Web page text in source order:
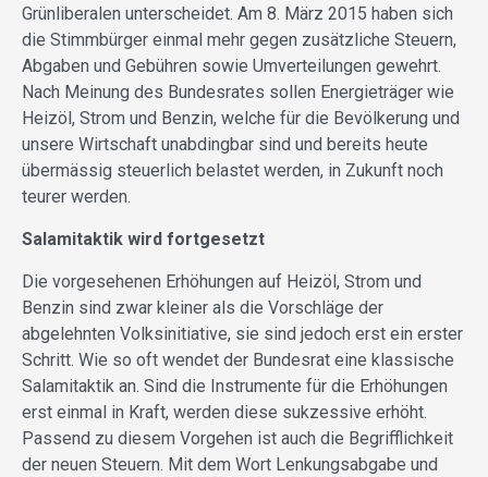
Grünliberalen unterscheidet. Am 8. März 2015 haben sich
die Stimmbürger einmal mehr gegen zusätzliche Steuern,
Abgaben und Gebühren sowie Umverteilungen gewehrt.
Nach Meinung des Bundesrates sollen Energieträger wie
Heizöl, Strom und Benzin, welche für die Bevölkerung und
unsere Wirtschaft unabdingbar sind und bereits heute
übermässig steuerlich belastet werden, in Zukunft noch
teurer werden.
Salamitaktik wird fortgesetzt
Die vorgesehenen Erhöhungen auf Heizöl, Strom und
Benzin sind zwar kleiner als die Vorschläge der
abgelehnten Volksinitiative, sie sind jedoch erst ein erster
Schritt. Wie so oft wendet der Bundesrat eine klassische
Salamitaktik an. Sind die Instrumente für die Erhöhungen
erst einmal in Kraft, werden diese sukzessive erhöht.
Passend zu diesem Vorgehen ist auch die Begrifflichkeit
der neuen Steuern. Mit dem Wort Lenkungsabgabe und